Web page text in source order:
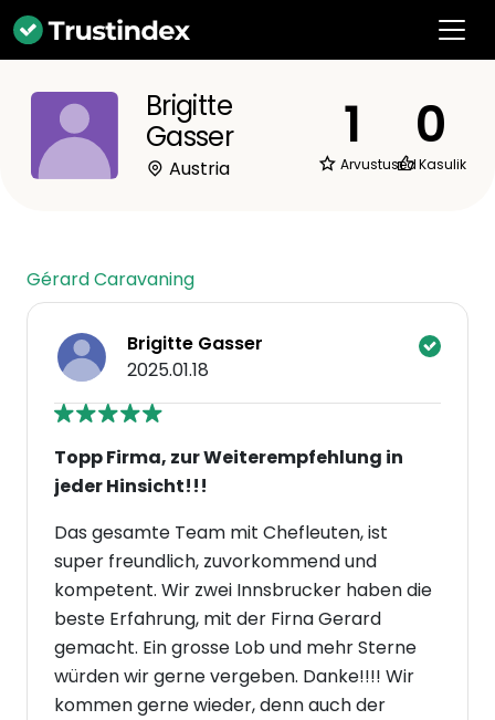
Brigitte
Gasser
Austria
1
Arvustused
0
Kasulik
Gérard Caravaning
Brigitte Gasser
2025.01.18
Topp Firma, zur Weiterempfehlung in
jeder Hinsicht!!!
Das gesamte Team mit Chefleuten, ist
super freundlich, zuvorkommend und
kompetent. Wir zwei Innsbrucker haben die
beste Erfahrung, mit der Firna Gerard
gemacht. Ein grosse Lob und mehr Sterne
würden wir gerne vergeben. Danke!!!! Wir
kommen gerne wieder, denn auch der